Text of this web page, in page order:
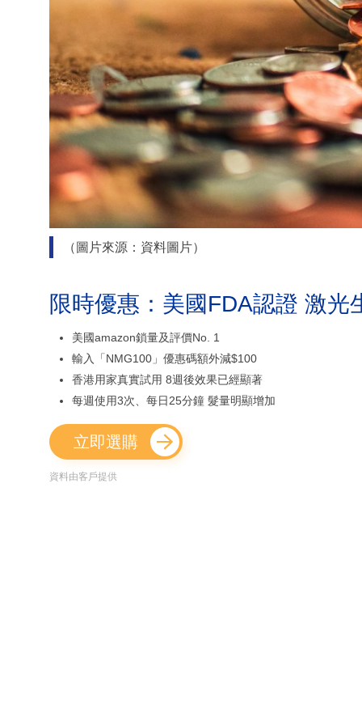
（圖片來源：資料圖片）
限時優惠：美國FDA認證 激光
美國amazon鎖量及評價No. 1
輸入「NMG100」優惠碼額外減$100
香港用家真實試用 8週後效果已經顯著
每週使用3次、每日25分鐘 髮量明顯增加
立即選購
資料由客戶提供